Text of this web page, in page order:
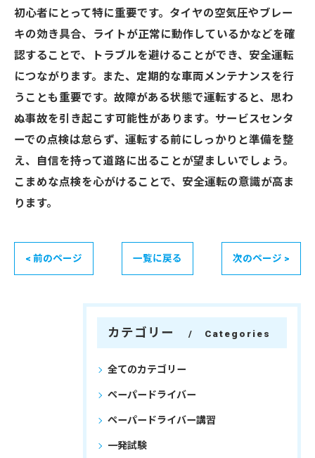
初心者にとって特に重要です。タイヤの空気圧やブレー
キの効き具合、ライトが正常に動作しているかなどを確
認することで、トラブルを避けることができ、安全運転
につながります。また、定期的な車両メンテナンスを行
うことも重要です。故障がある状態で運転すると、思わ
ぬ事故を引き起こす可能性があります。サービスセンタ
ーでの点検は怠らず、運転する前にしっかりと準備を整
え、自信を持って道路に出ることが望ましいでしょう。
こまめな点検を心がけることで、安全運転の意識が高ま
ります。
< 前のページ 一覧に戻る 次のページ >
カテゴリー Categories
全てのカテゴリー
ペーパードライバー
ペーパードライバー講習
一発試験